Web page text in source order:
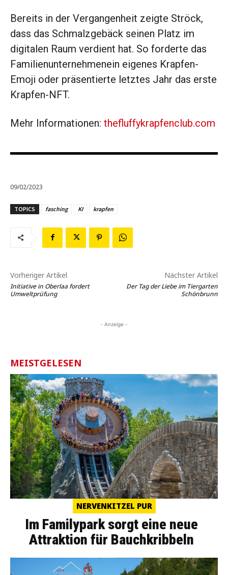
Bereits in der Vergangenheit zeigte Ströck,
dass das Schmalzgebäck seinen Platz im
digitalen Raum verdient hat. So forderte das
Familienunternehmenein eigenes Krapfen-
Emoji oder präsentierte letztes Jahr das erste
Krapfen-NFT.
Mehr Informationen: thefluffykrapfenclub.com
09/02/2023
TOPICS fasching KI krapfen
Vorheriger Artikel
Initiative in Oberlaa fordert
Umweltprüfung
Nächster Artikel
Der Tag der Liebe im Tiergarten
Schönbrunn
- Anzeige -
MEISTGELESEN
NERVENKITZEL PUR
Im Familypark sorgt eine neue
Attraktion für Bauchkribbeln